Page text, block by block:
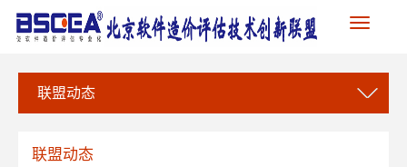
Toggle
navigation
联盟动态
联盟动态